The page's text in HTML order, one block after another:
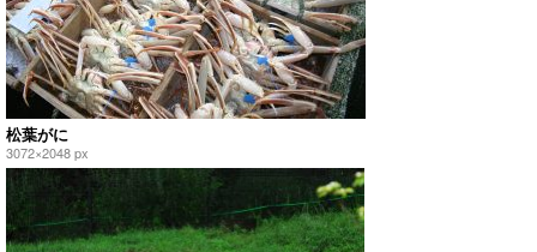
松葉がに
3072×2048 px